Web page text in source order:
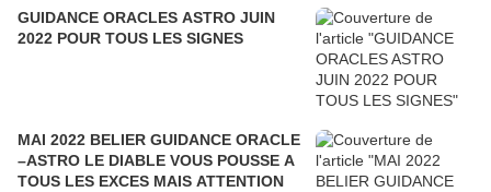
GUIDANCE ORACLES ASTRO JUIN
2022 POUR TOUS LES SIGNES
MAI 2022 BELIER GUIDANCE ORACLE
–ASTRO LE DIABLE VOUS POUSSE A
TOUS LES EXCES MAIS ATTENTION